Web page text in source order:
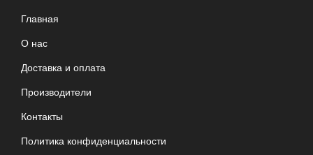
Главная
О нас
Доставка и оплата
Производители
Контакты
Политика конфиденциальности